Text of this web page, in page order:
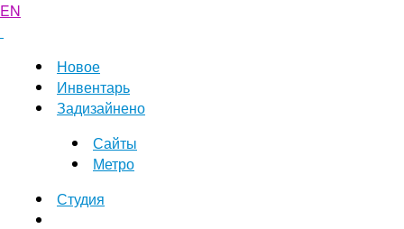
EN
Новое
Инвентарь
Задизайнено
Сайты
Метро
Студия